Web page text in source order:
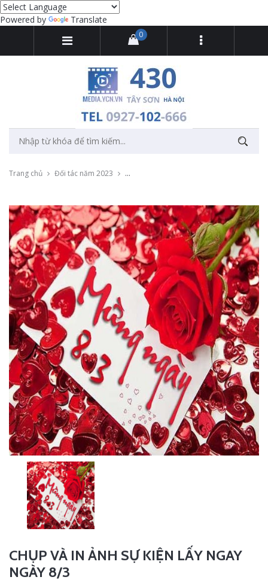
Powered by Translate
0
Trang chủ Đối tác năm 2023 Chụp và in ảnh sự kiện lấy ngay ngày 8/3
CHỤP VÀ IN ẢNH SỰ KIỆN LẤY NGAY
NGÀY 8/3